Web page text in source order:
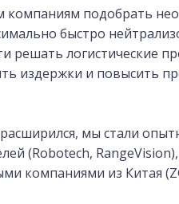
подобрать
быстро
решать логистические
издержки и повысить
мы стали
(Robotech,
компаниями из Китая